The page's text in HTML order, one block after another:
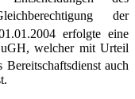
der
erfolgte eine
welcher mit Urteil
Bereitschaftsdienst auch